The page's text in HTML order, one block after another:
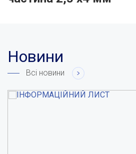
Новини
Всі новини